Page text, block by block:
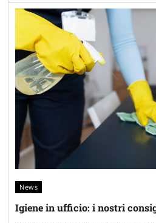
News
Igiene in ufficio: i nostri